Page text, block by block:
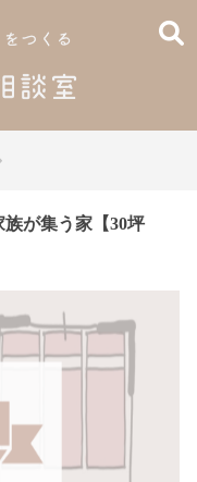
が集う家【30坪